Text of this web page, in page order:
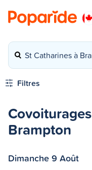
St Catharines à
Filtres
Brampton
Dimanche 9 Août